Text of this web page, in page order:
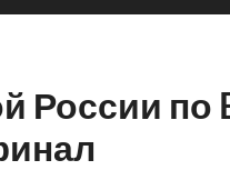
России по